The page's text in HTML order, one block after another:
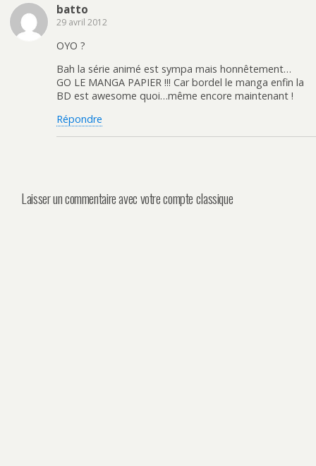
batto
29 avril 2012
OYO ?
Bah la série animé est sympa mais honnêtement…
GO LE MANGA PAPIER !!! Car bordel le manga enfin la
BD est awesome quoi…même encore maintenant !
Répondre
Laisser un commentaire avec votre compte classique